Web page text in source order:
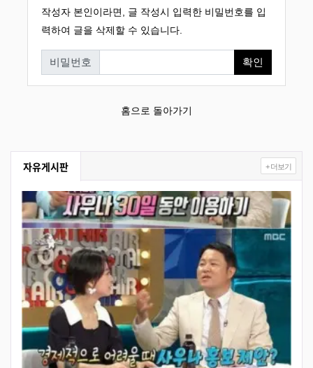
작성자 본인이라면, 글 작성시 입력한 비밀번호를 입
력하여 글을 삭제할 수 있습니다.
비밀번호
필수
확인
홈으로 돌아가기
자유게시판 + 더보기